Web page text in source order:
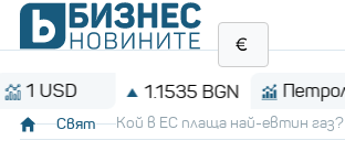
1.1535 BGN Петрол
Свят Кой в ЕС плаща най-евтин газ?